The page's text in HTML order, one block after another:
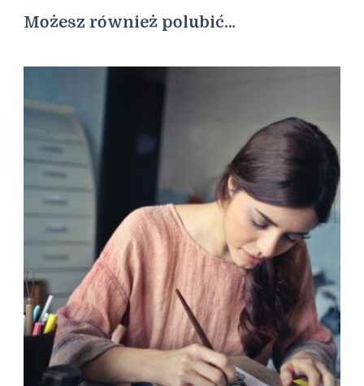
Możesz również polubić…